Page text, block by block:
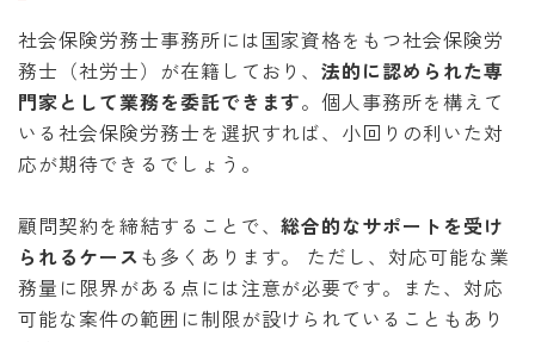
社会保険労務士事務所には国家資格をもつ社会保険労
務士（社労士）が在籍しており、法的に認められた専
門家として業務を委託できます。個人事務所を構えて
いる社会保険労務士を選択すれば、小回りの利いた対
応が期待できるでしょう。
顧問契約を締結することで、総合的なサポートを受け
られるケースも多くあります。 ただし、対応可能な業
務量に限界がある点には注意が必要です。また、対応
可能な案件の範囲に制限が設けられていることもあり